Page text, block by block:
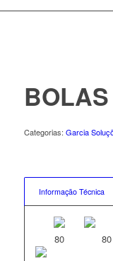
Categorias: Garcia
Informação Técnica
80